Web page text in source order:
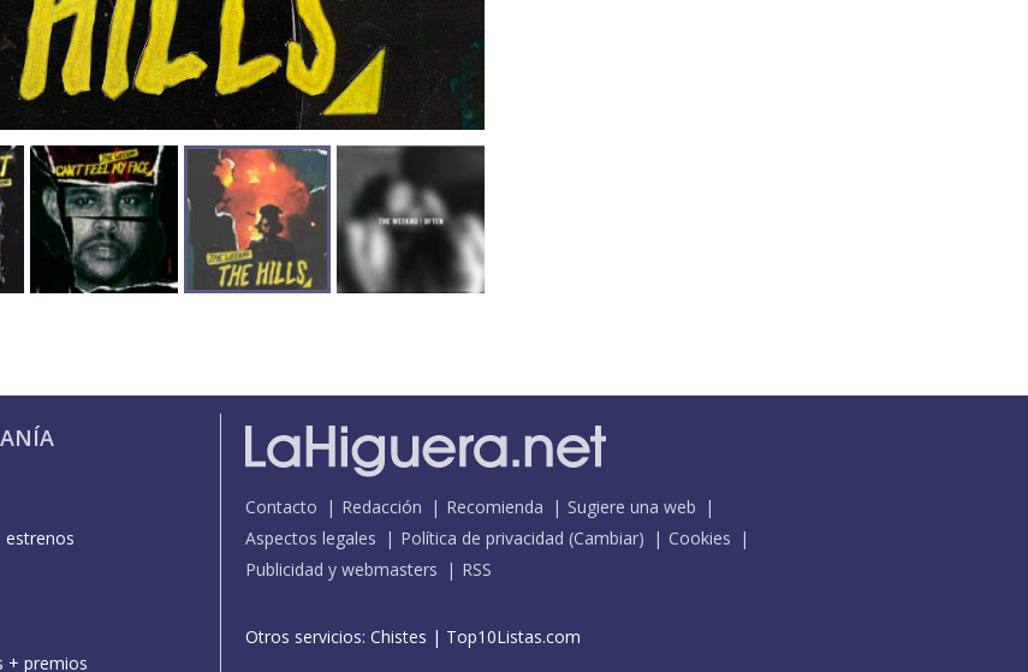
estrenos
+ premios
Contacto Redacción Recomienda
Sugiere una web
Aspectos legales
Política de privacidad (Cambiar)
Cookies
Publicidad y webmasters
RSS
Otros servicios: Chistes | Top10Listas.com